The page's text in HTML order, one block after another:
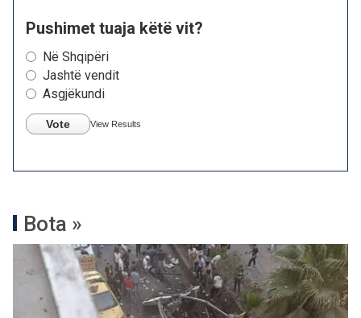
Pushimet tuaja këtë vit?
Në Shqipëri
Jashtë vendit
Asgjëkundi
Vote View Results
Bota »